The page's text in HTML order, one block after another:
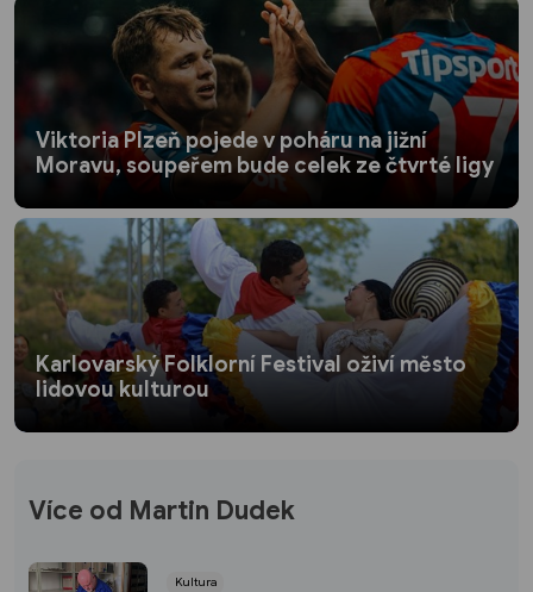
Viktoria Plzeň pojede v poháru na jižní
Moravu, soupeřem bude celek ze čtvrté ligy
Karlovarský Folklorní Festival oživí město
lidovou kulturou
Více od Martin Dudek
Kultura